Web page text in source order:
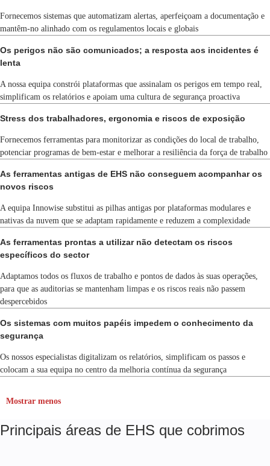
Fornecemos sistemas que automatizam alertas, aperfeiçoam a documentação e
mantêm-no alinhado com os regulamentos locais e globais
Os perigos não são comunicados; a resposta aos incidentes é
lenta
A nossa equipa constrói plataformas que assinalam os perigos em tempo real,
simplificam os relatórios e apoiam uma cultura de segurança proactiva
Stress dos trabalhadores, ergonomia e riscos de exposição
Fornecemos ferramentas para monitorizar as condições do local de trabalho,
potenciar programas de bem-estar e melhorar a resiliência da força de trabalho
As ferramentas antigas de EHS não conseguem acompanhar os
novos riscos
A equipa Innowise substitui as pilhas antigas por plataformas modulares e
nativas da nuvem que se adaptam rapidamente e reduzem a complexidade
As ferramentas prontas a utilizar não detectam os riscos
específicos do sector
Adaptamos todos os fluxos de trabalho e pontos de dados às suas operações,
para que as auditorias se mantenham limpas e os riscos reais não passem
despercebidos
Os sistemas com muitos papéis impedem o conhecimento da
segurança
Os nossos especialistas digitalizam os relatórios, simplificam os passos e
colocam a sua equipa no centro da melhoria contínua da segurança
Mostrar menos
Principais áreas de EHS que cobrimos